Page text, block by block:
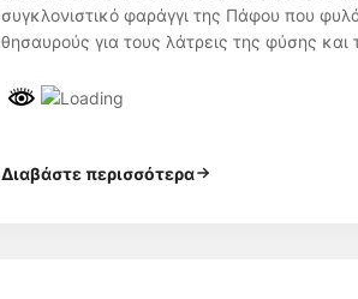
συγκλονιστικό φαράγγι της Πάφου που
θησαυρούς για τους λάτρεις της φύσης και
Διαβάστε περισσότερα